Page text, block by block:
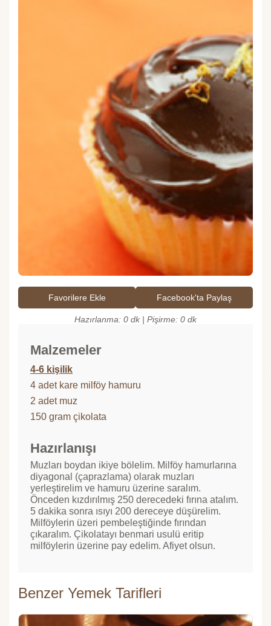
Favorilere Ekle Facebook'ta Paylaş
Hazırlanma: 0 dk | Pişirme: 0 dk
Malzemeler
4-6 kişilik
4 adet kare milföy hamuru
2 adet muz
150 gram çikolata
Hazırlanışı
Muzları boydan ikiye bölelim. Milföy hamurlarına
diyagonal (çaprazlama) olarak muzları
yerleştirelim ve hamuru üzerine saralım.
Önceden kızdırılmış 250 derecedeki fırına atalım.
5 dakika sonra ısıyı 200 dereceye düşürelim.
Milföylerin üzeri pembeleştiğinde fırından
çıkaralım. Çikolatayı benmari usulü eritip
milföylerin üzerine pay edelim. Afiyet olsun.
Benzer Yemek Tarifleri